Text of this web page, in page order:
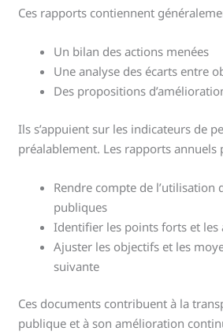
Ces rapports contiennent
Un bilan des actions menées
Une analyse des écarts entre
Des propositions
Ils s’appuient sur les indicateurs de
préalablement. Les rapports annuels
Rendre compte de l’utilisation
publiques
Identifier les points forts et les
Ajuster les objectifs et les
suivante
Ces documents contribuent à la
publique et à son amélioration